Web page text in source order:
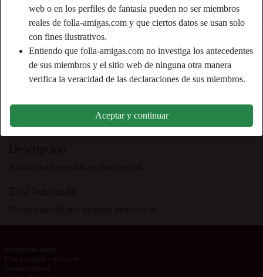
web o en los perfiles de fantasía pueden no ser miembros
reales de folla-amigas.com y que ciertos datos se usan solo
con fines ilustrativos.
Entiendo que folla-amigas.com no investiga los antecedentes
de sus miembros y el sitio web de ninguna otra manera
verifica la veracidad de las declaraciones de sus miembros.
Aceptar y continuar
Apodo:
Colindre
Edad:
19
País:
España
Hombre